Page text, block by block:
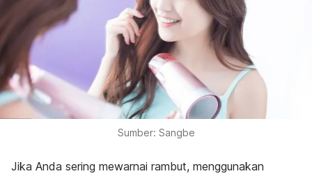
Sumber: Sangbe
Jika Anda sering mewarnai rambut, menggunakan